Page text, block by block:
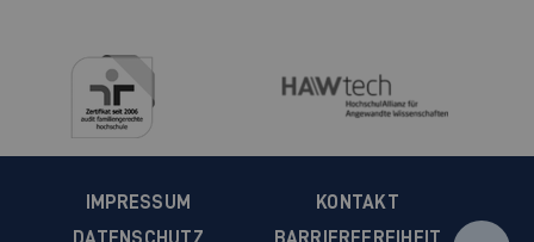
IMPRESSUM
KONTAKT
DATENSCHUTZ
BARRIEREFREIHEIT